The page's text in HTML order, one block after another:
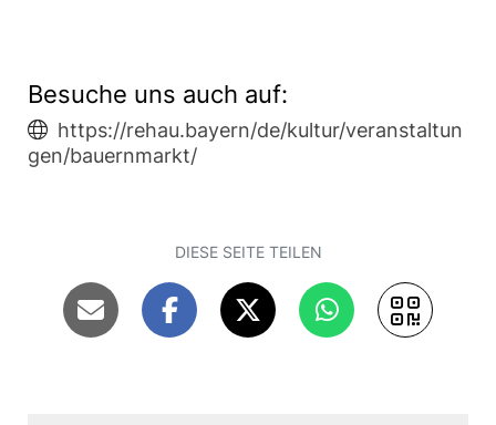
Besuche uns auch auf:
https://rehau.bayern/de/kultur/veranstaltun
gen/bauernmarkt/
DIESE SEITE TEILEN